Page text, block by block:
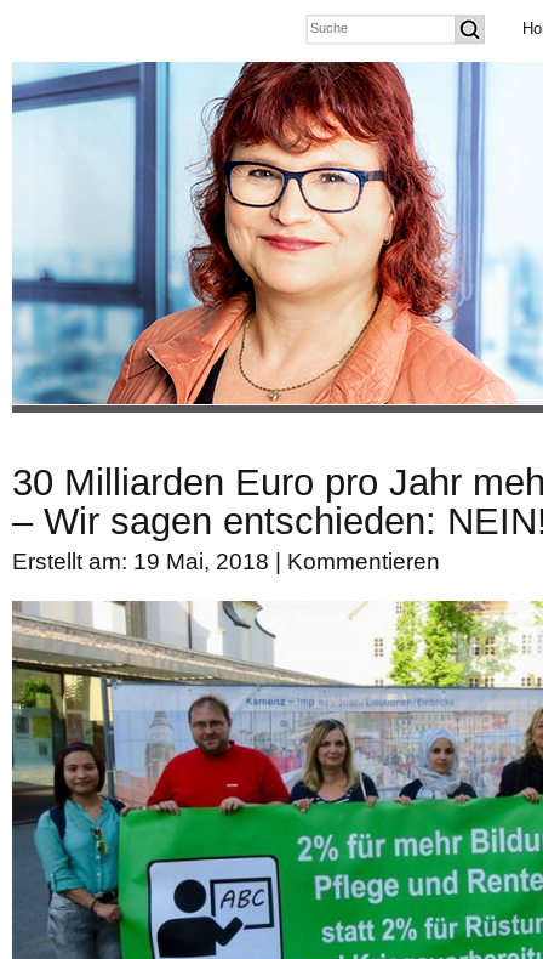
30 Milliarden Euro pro Jahr
– Wir sagen entschieden:
Erstellt am: 19 Mai, 2018 | Kommentieren